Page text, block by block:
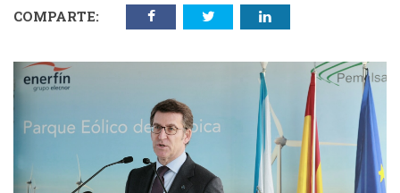
COMPARTE: